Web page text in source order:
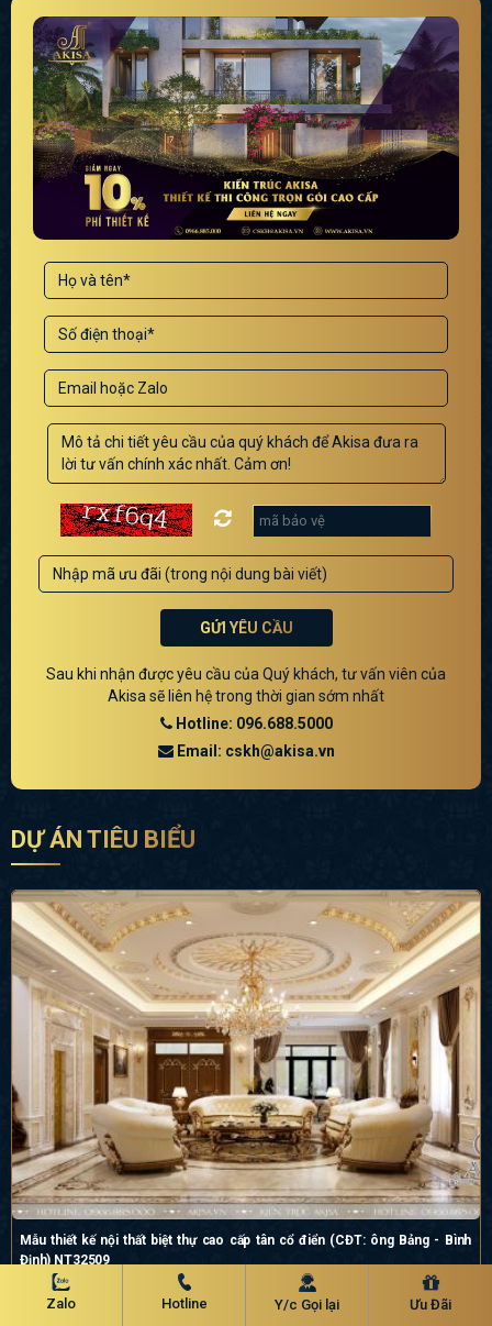
GỬI YÊU CẦU
Sau khi nhận được yêu cầu của Quý khách, tư vấn viên của
Akisa sẽ liên hệ trong thời gian sớm nhất
Hotline: 096.688.5000
Email: cskh@akisa.vn
DỰ ÁN TIÊU BIỂU
Mẫu thiết kế nội thất biệt thự cao cấp tân cổ điển (CĐT: ông Bảng - Bình
Định) NT32509
Zalo Hotline Y/c Gọi lại Ưu Đãi